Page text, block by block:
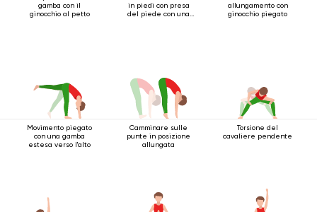
gamba con il
ginocchio al petto
in piedi con presa
del piede con una
allungamento con
ginocchio piegato
Movimento piegato
con una gamba
estesa verso l'alto
Camminare sulle
punte in posizione
allungata
Torsione del
cavaliere pendente